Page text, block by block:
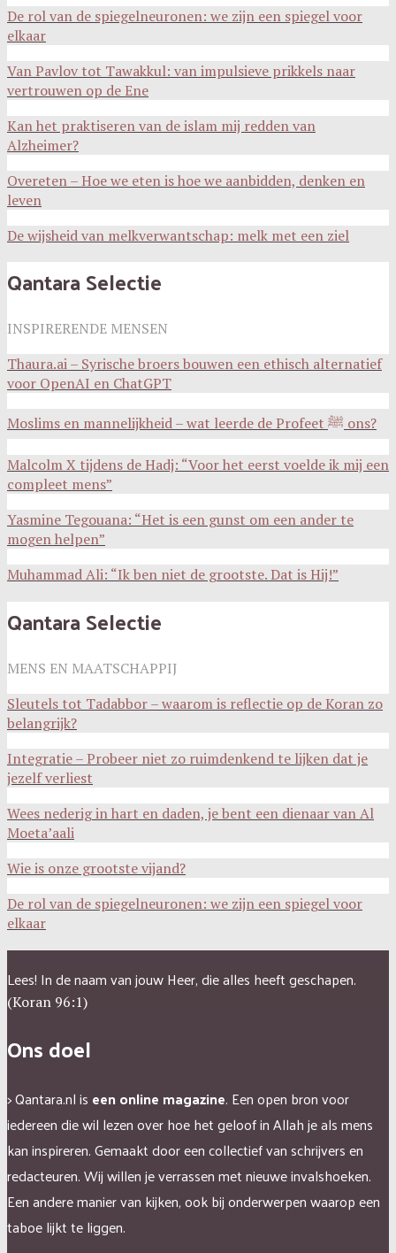
De rol van de spiegelneuronen: we zijn een spiegel voor
elkaar
Van Pavlov tot Tawakkul: van impulsieve prikkels naar
vertrouwen op de Ene
Kan het praktiseren van de islam mij redden van
Alzheimer?
Overeten – Hoe we eten is hoe we aanbidden, denken en
leven
De wijsheid van melkverwantschap: melk met een ziel
Qantara Selectie
INSPIRERENDE MENSEN
Thaura.ai – Syrische broers bouwen een ethisch alternatief
voor OpenAI en ChatGPT
Moslims en mannelijkheid – wat leerde de Profeet ﷺ ons?
Malcolm X tijdens de Hadj: “Voor het eerst voelde ik mij een
compleet mens”
Yasmine Tegouana: “Het is een gunst om een ander te
mogen helpen”
Muhammad Ali: “Ik ben niet de grootste. Dat is Hij!”
Qantara Selectie
MENS EN MAATSCHAPPIJ
Sleutels tot Tadabbor – waarom is reflectie op de Koran zo
belangrijk?
Integratie – Probeer niet zo ruimdenkend te lijken dat je
jezelf verliest
Wees nederig in hart en daden, je bent een dienaar van Al
Moeta’aali
Wie is onze grootste vijand?
De rol van de spiegelneuronen: we zijn een spiegel voor
elkaar
Lees! In de naam van jouw Heer, die alles heeft geschapen.
(Koran 96:1)
Ons doel
> Qantara.nl is een online magazine. Een open bron voor
iedereen die wil lezen over hoe het geloof in Allah je als mens
kan inspireren.Gemaakt door een collectief van schrijvers en
redacteuren.Wij willen je verrassen met nieuwe invalshoeken.
Een andere manier van kijken, ook bij onderwerpen waarop een
taboe lijkt te liggen.